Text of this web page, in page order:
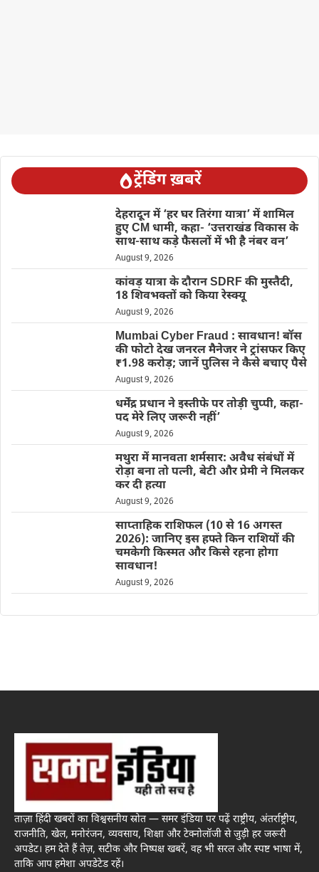
ट्रेंडिंग ख़बरें
देहरादून में ‘हर घर तिरंगा यात्रा’ में शामिल
हुए CM धामी, कहा- ‘उत्तराखंड विकास के
साथ-साथ कड़े फैसलों में भी है नंबर वन’
August 9, 2026
कांवड़ यात्रा के दौरान SDRF की मुस्तैदी,
18 शिवभक्तों को किया रेस्क्यू
August 9, 2026
Mumbai Cyber Fraud : सावधान! बॉस
की फोटो देख जनरल मैनेजर ने ट्रांसफर किए
₹1.98 करोड़; जानें पुलिस ने कैसे बचाए पैसे
August 9, 2026
धर्मेंद्र प्रधान ने इस्तीफे पर तोड़ी चुप्पी, कहा-
पद मेरे लिए जरूरी नहीं’
August 9, 2026
मथुरा में मानवता शर्मसार: अवैध संबंधों में
रोड़ा बना तो पत्नी, बेटी और प्रेमी ने मिलकर
कर दी हत्या
August 9, 2026
साप्ताहिक राशिफल (10 से 16 अगस्त
2026): जानिए इस हफ्ते किन राशियों की
चमकेगी किस्मत और किसे रहना होगा
सावधान!
August 9, 2026
ताज़ा हिंदी खबरों का विश्वसनीय स्रोत — समर इंडिया पर पढ़ें राष्ट्रीय, अंतर्राष्ट्रीय,
राजनीति, खेल, मनोरंजन, व्यवसाय, शिक्षा और टेक्नोलॉजी से जुड़ी हर जरूरी
अपडेट। हम देते हैं तेज़, सटीक और निष्पक्ष खबरें, वह भी सरल और स्पष्ट भाषा में,
ताकि आप हमेशा अपडेटेड रहें।